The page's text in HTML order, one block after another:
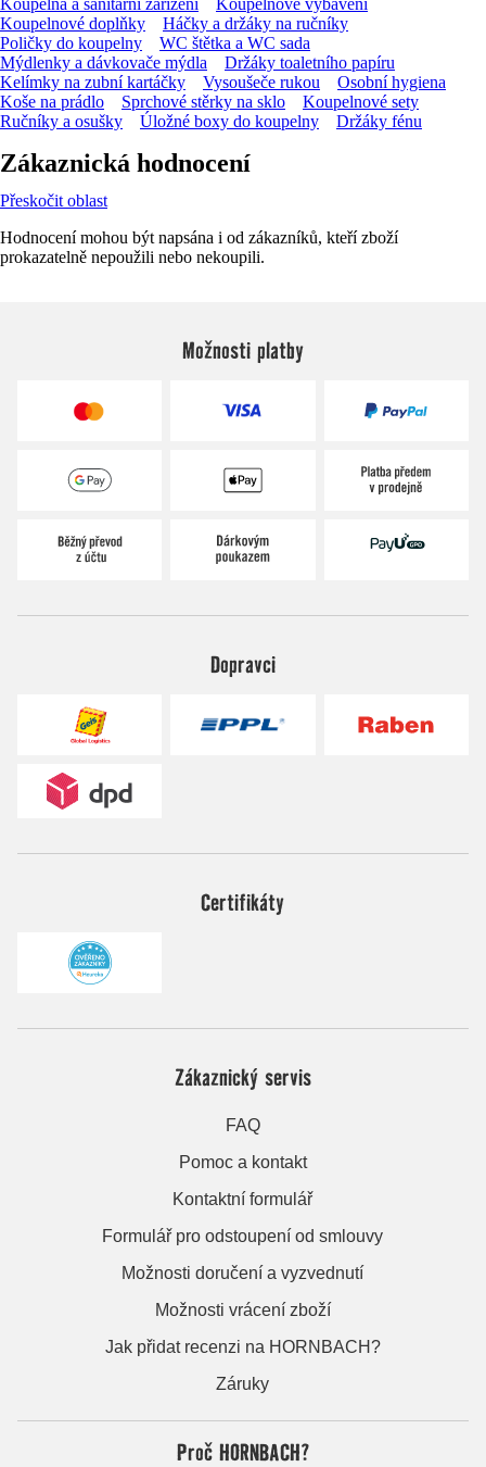
Koupelna a sanitární zařízení
Koupelnové vybavení
Koupelnové doplňky
Háčky a držáky na ručníky
Poličky do koupelny
WC štětka a WC sada
Mýdlenky a dávkovače mýdla
Držáky toaletního papíru
Kelímky na zubní kartáčky
Vysoušeče rukou
Osobní hygiena
Koše na prádlo
Sprchové stěrky na sklo
Koupelnové sety
Ručníky a osušky
Úložné boxy do koupelny Držáky fénu
Zákaznická hodnocení
Přeskočit oblast
Hodnocení mohou být napsána i od zákazníků, kteří zboží
prokazatelně nepoužili nebo nekoupili.
Možnosti platby
Dopravci
Certifikáty
Zákaznický servis
FAQ
Pomoc a kontakt
Kontaktní formulář
Formulář pro odstoupení od smlouvy
Možnosti doručení a vyzvednutí
Možnosti vrácení zboží
Jak přidat recenzi na HORNBACH?
Záruky
Proč HORNBACH?